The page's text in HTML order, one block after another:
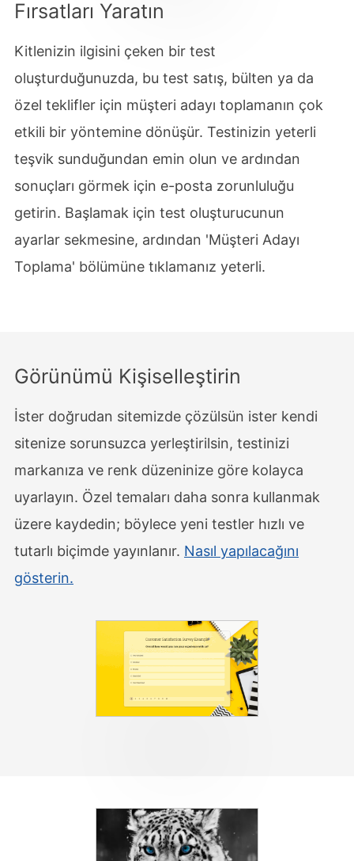
Fırsatları Yaratın
Kitlenizin ilgisini çeken bir test
oluşturduğunuzda, bu test satış, bülten ya da
özel teklifler için müşteri adayı toplamanın çok
etkili bir yöntemine dönüşür. Testinizin yeterli
teşvik sunduğundan emin olun ve ardından
sonuçları görmek için e-posta zorunluluğu
getirin. Başlamak için test oluşturucunun
ayarlar sekmesine, ardından 'Müşteri Adayı
Toplama' bölümüne tıklamanız yeterli.
Görünümü Kişiselleştirin
İster doğrudan sitemizde çözülsün ister kendi
sitenize sorunsuzca yerleştirilsin, testinizi
markanıza ve renk düzeninize göre kolayca
uyarlayın. Özel temaları daha sonra kullanmak
üzere kaydedin; böylece yeni testler hızlı ve
tutarlı biçimde yayınlanır. Nasıl yapılacağını
gösterin.